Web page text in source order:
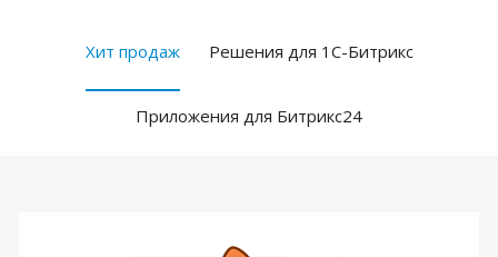
Хит продаж Решения для 1С-Битрикс
Приложения для Битрикс24